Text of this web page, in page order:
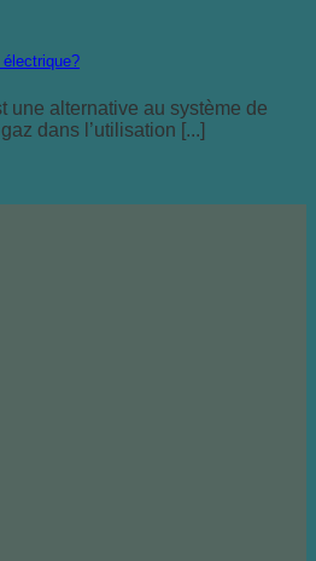
une alternative au système de
dans l’utilisation [...]